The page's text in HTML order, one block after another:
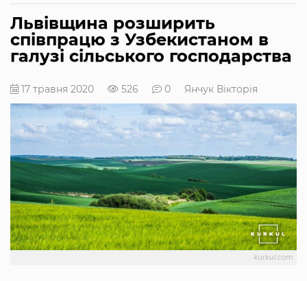
Львівщина розширить
співпрацю з Узбекистаном в
галузі сільського господарства
17 травня 2020 526 0 Янчук Вікторія
kurkul.com